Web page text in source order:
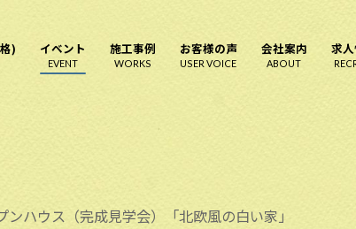
) イベント
EVENT
施工事例
WORKS
お客様の声
USER VOICE
会社案内
ABOUT
求
ンハウス（完成見学会）「北欧風の白い家」